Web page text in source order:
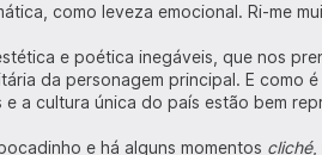
como leveza emocional. Ri-me
e poética inegáveis, que nos
da personagem principal. E como
e a cultura única do país estão bem
e há alguns momentos cliché,